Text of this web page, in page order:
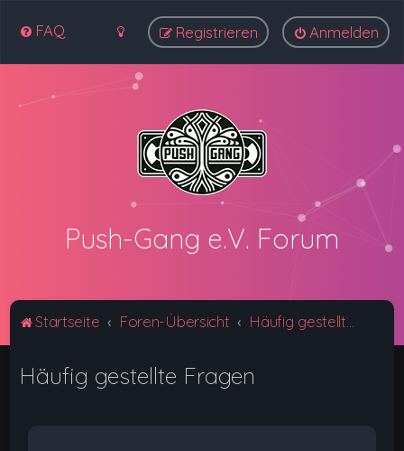
FAQ Anmelden
Registrieren
Push-Gang e.V. Forum
Startseite Foren-Übersicht
Häufig gestellte Fragen